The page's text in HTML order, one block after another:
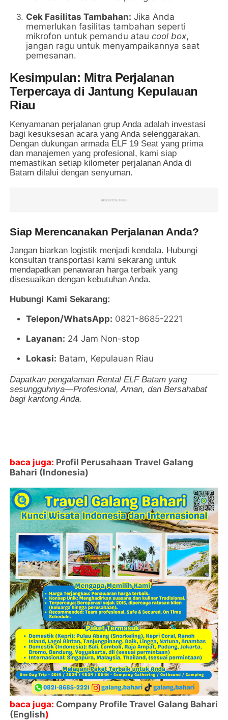
Cek Fasilitas Tambahan: Jika Anda
memerlukan fasilitas tambahan seperti
mikrofon untuk pemandu ataucool box,
jangan ragu untuk menyampaikannya saat
pemesanan.
Kesimpulan: Mitra Perjalanan
Terpercaya di Jantung Kepulauan
Riau
Kenyamanan perjalanan grup Anda adalah investasi
bagi kesuksesan acara yang Anda selenggarakan.
Dengan dukungan armada ELF 19 Seat yang prima
dan manajemen yang profesional, kami siap
memastikan setiap kilometer perjalanan Anda di
Batam dilalui dengan senyuman.
Siap Merencanakan Perjalanan Anda?
Jangan biarkan logistik menjadi kendala. Hubungi
konsultan transportasi kami sekarang untuk
mendapatkan penawaran harga terbaik yang
disesuaikan dengan kebutuhan Anda.
Hubungi Kami Sekarang:
Telepon/WhatsApp: 0821-8685-2221
Layanan: 24 Jam Non-stop
Lokasi: Batam, Kepulauan Riau
Dapatkan pengalaman Rental ELF Batam yang
sesungguhnya—Profesional, Aman, dan Bersahabat
bagi kantong Anda.
baca juga: Profil Perusahaan Travel Galang
Bahari (Indonesia)
baca juga: Company Profile Travel Galang Bahari
(English)